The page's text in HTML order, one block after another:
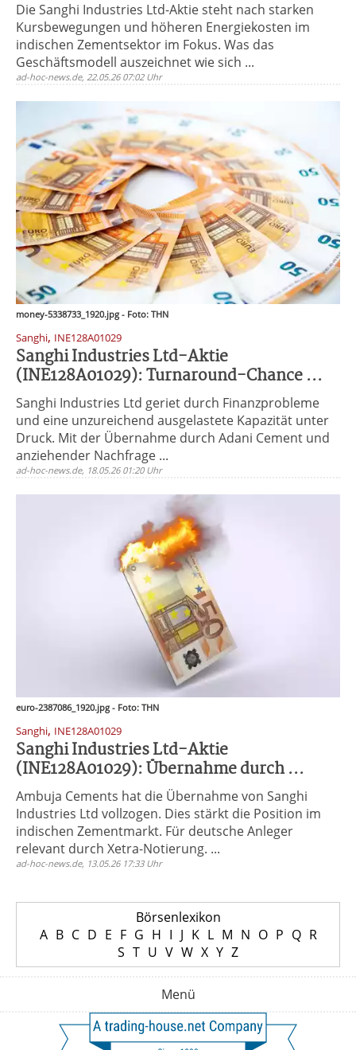
Die Sanghi Industries Ltd-Aktie steht nach starken
Kursbewegungen und höheren Energiekosten im
indischen Zementsektor im Fokus. Was das
Geschäftsmodell auszeichnet wie sich ...
ad-hoc-news.de, 22.05.26 07:02 Uhr
money-5338733_1920.jpg - Foto: THN
Sanghi, INE128A01029
Sanghi Industries Ltd-Aktie
(INE128A01029): Turnaround-Chance ...
Sanghi Industries Ltd geriet durch Finanzprobleme
und eine unzureichend ausgelastete Kapazität unter
Druck. Mit der Übernahme durch Adani Cement und
anziehender Nachfrage ...
ad-hoc-news.de, 18.05.26 01:20 Uhr
euro-2387086_1920.jpg - Foto: THN
Sanghi, INE128A01029
Sanghi Industries Ltd-Aktie
(INE128A01029): Übernahme durch ...
Ambuja Cements hat die Übernahme von Sanghi
Industries Ltd vollzogen. Dies stärkt die Position im
indischen Zementmarkt. Für deutsche Anleger
relevant durch Xetra-Notierung. ...
ad-hoc-news.de, 13.05.26 17:33 Uhr
Börsenlexikon
A B C D E F G H I J K L M N O P Q R
S T U V W X Y Z
Menü